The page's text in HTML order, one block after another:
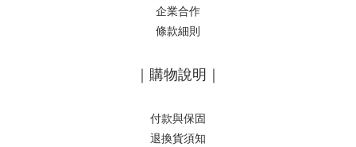
企業合作
條款細則
｜購物說明｜
付款與保固
退換貨須知